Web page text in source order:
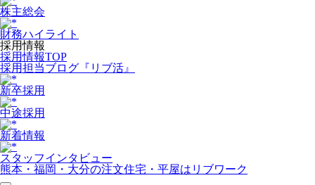
株主総会
財務ハイライト
採用情報
採用情報TOP
採用担当ブログ『リブ活』
新卒採用
中途採用
新着情報
スタッフインタビュー
熊本・福岡・大分の注文住宅・平屋はリブワーク